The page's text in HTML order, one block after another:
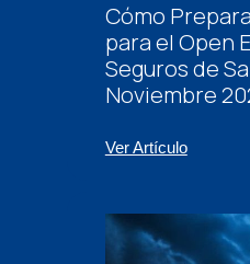
Cómo
para el Open
Seguros de
Noviembre
Ver Artículo